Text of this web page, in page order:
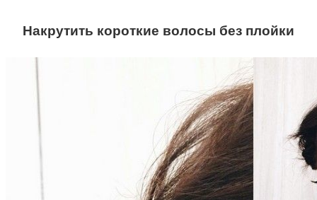
Накрутить короткие волосы без плойки